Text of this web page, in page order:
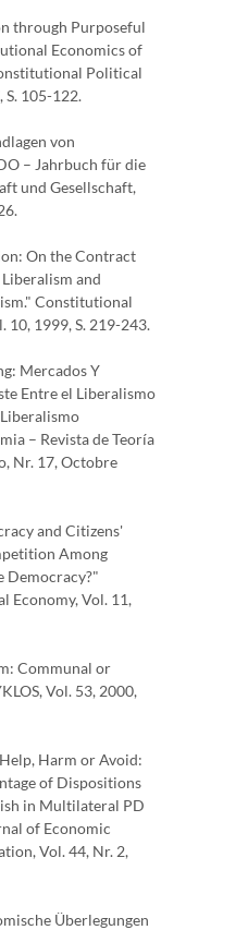
through Purposeful
Economics of
Political
S. 105-122.
von
– Jahrbuch für die
und Gesellschaft,
On the Contract
and
Constitutional
10, 1999, S. 219-243.
Mercados Y
Entre el Liberalismo
– Revista de Teoría
Nr. 17, Octobre
and Citizens'
Among
Democracy?"
Economy, Vol. 11,
Communal or
Vol. 53, 2000,
Harm or Avoid:
of Dispositions
in Multilateral PD
of Economic
Vol. 44, Nr. 2,
Überlegungen